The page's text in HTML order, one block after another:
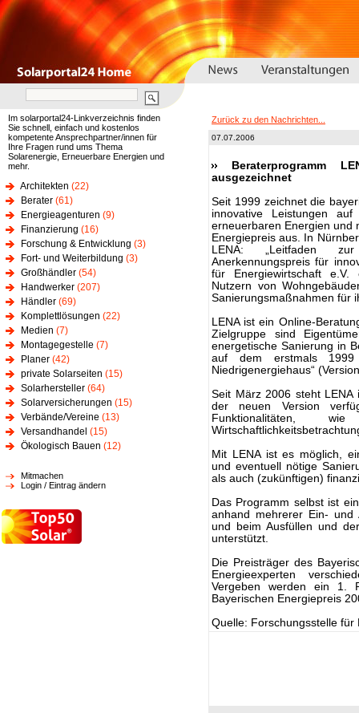
Im solarportal24-Linkverzeichnis finden
Sie schnell, einfach und kostenlos
kompetente Ansprechpartner/innen für
Ihre Fragen rund ums Thema
Solarenergie, Erneuerbare Energien und
mehr.
Architekten (22)
Berater (61)
Energieagenturen (9)
Finanzierung (16)
Forschung & Entwicklung (3)
Fort- und Weiterbildung (3)
Großhändler (54)
Handwerker (207)
Händler (69)
Komplettlösungen (22)
Medien (7)
Montagegestelle (7)
Planer (42)
private Solarseiten (15)
Solarhersteller (64)
Solarversicherungen (15)
Verbände/Vereine (13)
Versandhandel (15)
Ökologisch Bauen (12)
Mitmachen
Login / Eintrag ändern
Zurück zu den Nachrichten...
07.07.2006
Beraterprogramm
ausgezeichnet
Seit 1999 zeichnet die
innovative Leistungen
erneuerbaren Energien und
Energiepreis aus. In
LENA: „Leitfaden zur
Anerkennungspreis für
für Energiewirtschaft e.V.
Nutzern von
Sanierungsmaßnahmen für
LENA ist ein Online-
Zielgruppe sind
energetische Sanierung in
auf dem erstmals 1999
Niedrigenergiehaus“
Seit März 2006 steht
der neuen Version
Funktionalitäten,
Mit LENA ist es möglich,
und eventuell nötige
als auch (zukünftigen)
Das Programm selbst ist
anhand mehrerer Ein- und
und beim Ausfüllen und
unterstützt.
Die Preisträger des
Energieexperten
Vergeben werden ein 1.
Bayerischen Energiepreis
Quelle: Forschungsstelle für